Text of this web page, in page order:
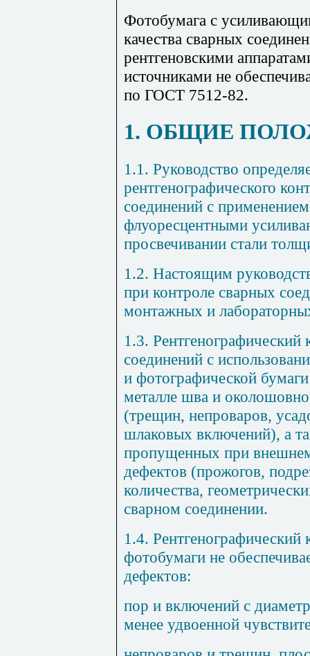
Фотобумага с
качества сварных
рентгеновскими
источниками не
по ГОСТ 7512-82.
1. ОБЩИЕ
1.1. Руководство
рентгенографического
соединений с
флуоресцентными
просвечивании стали
1.2. Настоящим
при контроле сварных
монтажных и
1.3. Рентгенографический
соединений с
и фотографической
металле шва и
(трещин, непроваров,
шлаковых включений), а
пропущенных при
дефектов (прожогов,
количества,
сварном соединении.
1.4. Рентгенографический
фотобумаги не
дефектов:
пор и включений с
менее удвоенной